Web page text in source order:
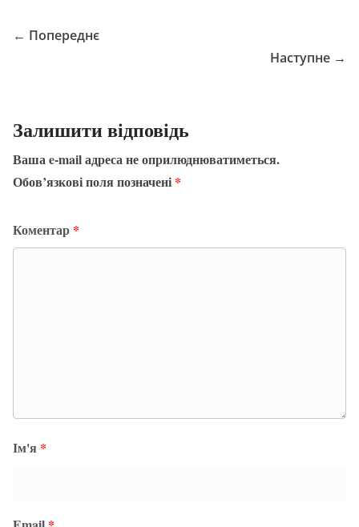
← Попереднє
Наступне →
Залишити відповідь
Ваша e-mail адреса не оприлюднюватиметься.
Обов’язкові поля позначені *
Коментар *
Ім'я *